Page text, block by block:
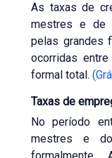
As taxas de
mestres e de
pelas grandes
ocorridas
formal total.
Taxas de
No período
mestres e